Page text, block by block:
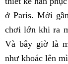
ở Paris. Mới
chơi lớn khi ra
Và bây giờ là
như khoác lên